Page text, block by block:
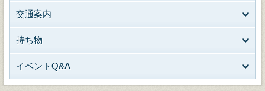
交通案内
持ち物
イベントQ&A